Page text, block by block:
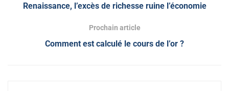
Renaissance, l’excès de richesse ruine l’économie
Prochain article
Comment est calculé le cours de l’or ?